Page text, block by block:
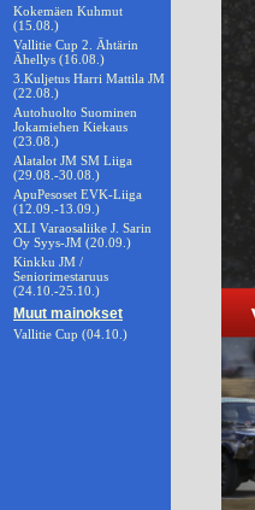
Kokemäen Kuhmut
(15.08.)
Vallitie Cup 2. Ähtärin
Ähellys (16.08.)
3.Kuljetus Harri Mattila JM
(22.08.)
Autohuolto Suominen
Jokamiehen Kiekaus
(23.08.)
Alatalot JM SM Liiga
(29.08.-30.08.)
ApuPesoset EVK-Liiga
(12.09.-13.09.)
XLI Varaosaliike J. Sarin
Oy Syys-JM (20.09.)
Kinkku JM /
Seniorimestaruus
(24.10.-25.10.)
Muut mainokset
Vallitie Cup (04.10.)